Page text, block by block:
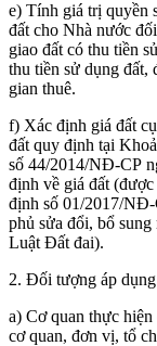
e) Tính giá trị quyền
đất cho Nhà nước
giao đất có thu tiền
thu tiền sử dụng đất,
gian thuê.
f) Xác định giá đất
đất quy định tại
số 44/2014/NĐ-CP
định về giá đất
định số 01/2017/NĐ-
phủ sửa đổi, bổ
Luật Đất đai).
2. Đối tượng áp
a) Cơ quan thực
cơ quan, đơn vị, tổ